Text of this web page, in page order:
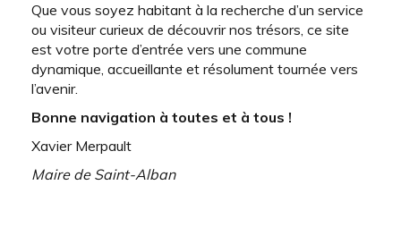
Que vous soyez habitant à la recherche d’un service
ou visiteur curieux de découvrir nos trésors, ce site
est votre porte d’entrée vers une commune
dynamique, accueillante et résolument tournée vers
l’avenir.
Bonne navigation à toutes et à tous !
Xavier Merpault
Maire de Saint-Alban